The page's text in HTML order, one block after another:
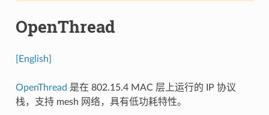
OpenThread
[English]
OpenThread 是在 802.15.4 MAC 层上运行的 IP 协议
栈，支持 mesh 网络，具有低功耗特性。